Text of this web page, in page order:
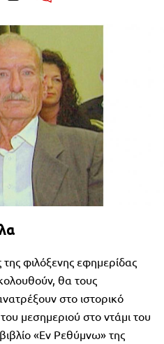
της φιλόξενης εφημερίδας
θα τους
στο ιστορικό
μεσημεριού στο ντάμι του
«Εν Ρεθύμνω» της